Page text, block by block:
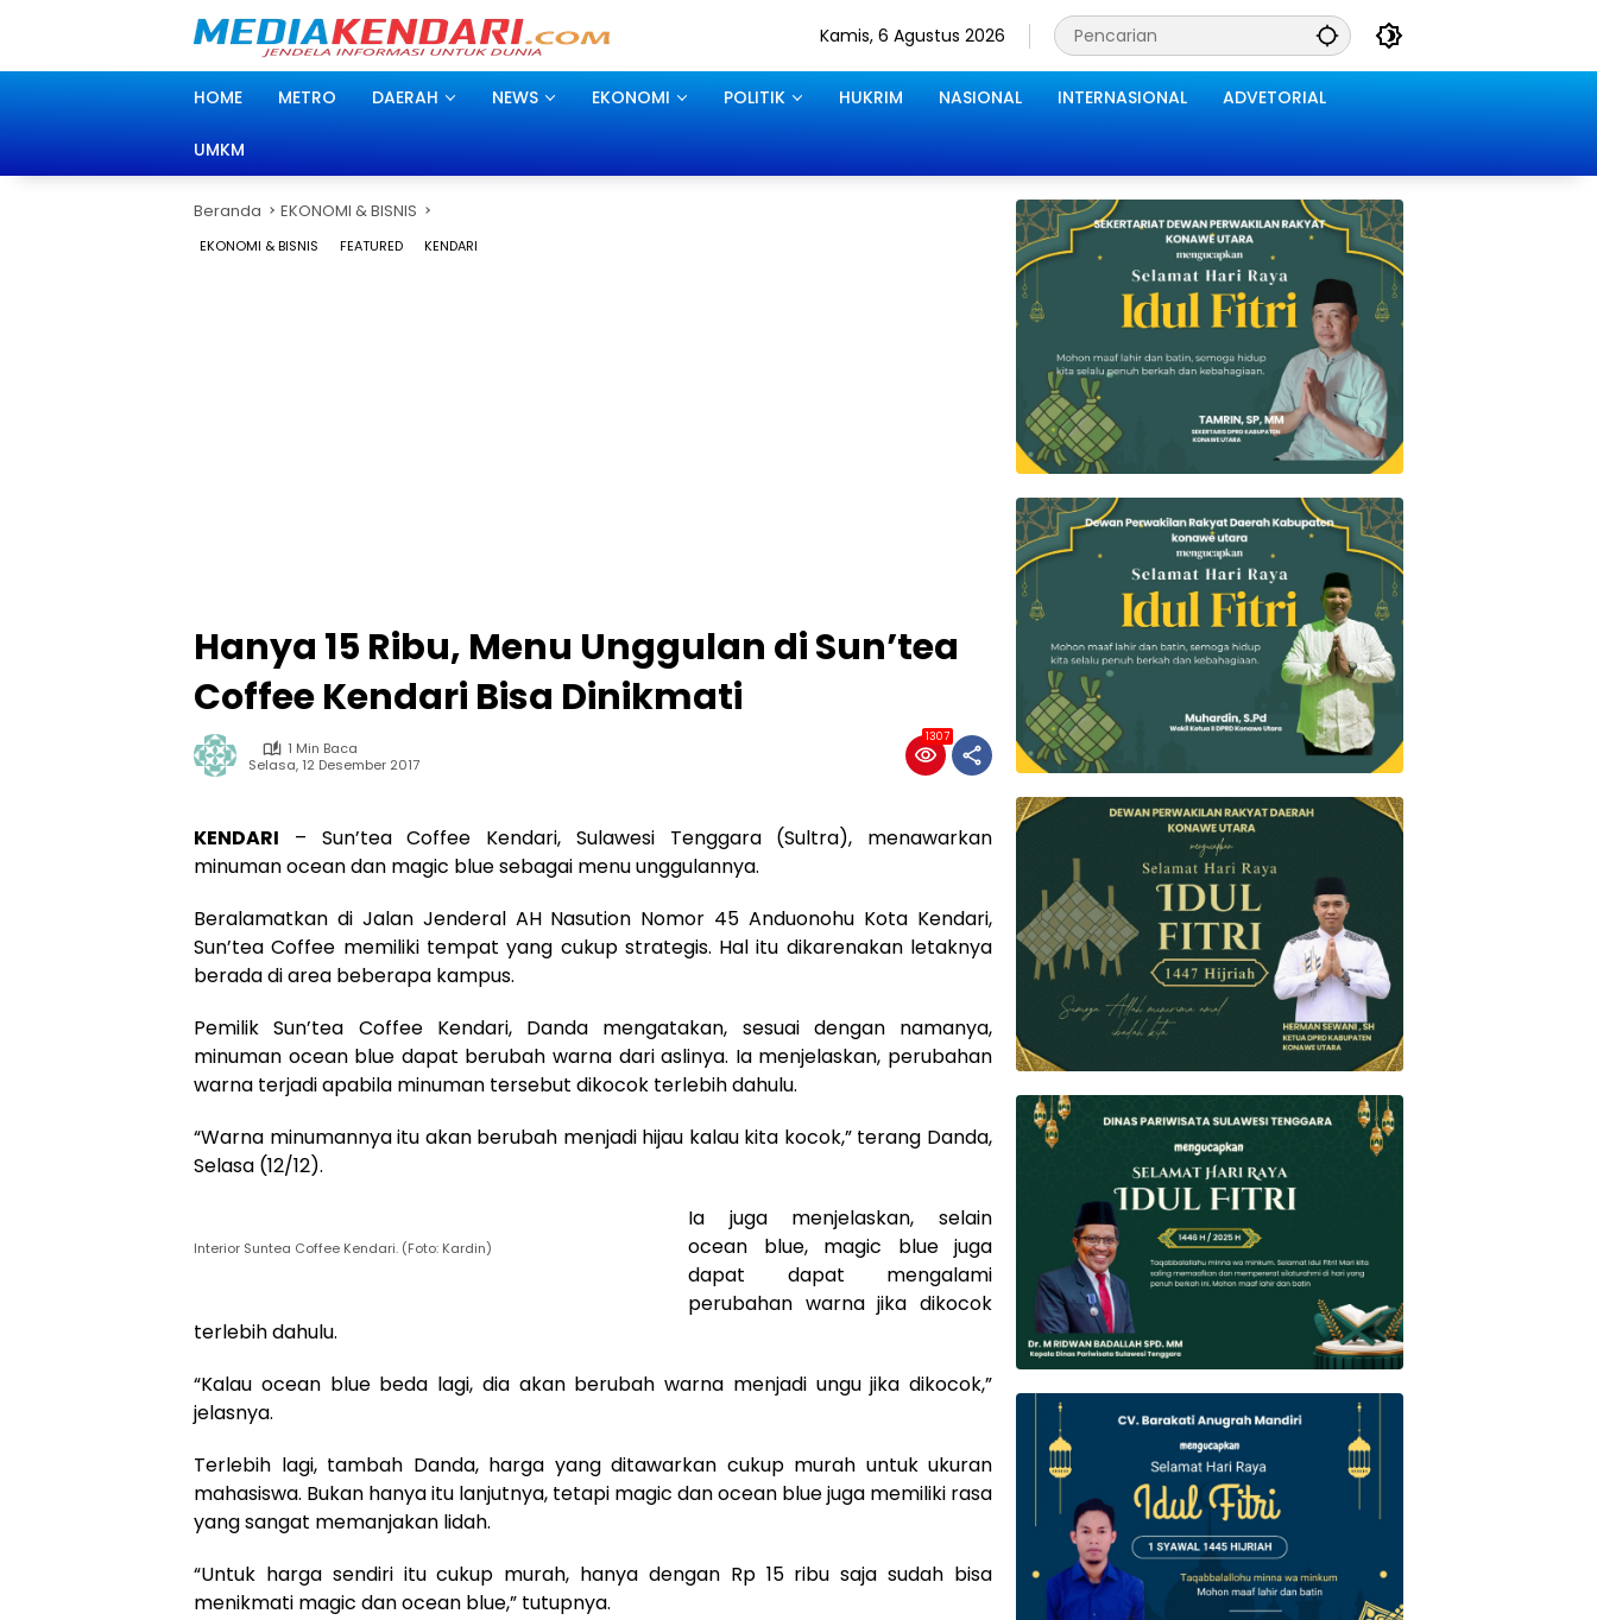
Kamis, 6 Agustus 2026
HOME METRO DAERAH NEWS EKONOMI POLITIK HUKRIM NASIONAL INTERNASIONAL ADVETORIAL
UMKM
Beranda EKONOMI & BISNIS
EKONOMI & BISNIS FEATURED KENDARI
Hanya 15 Ribu, Menu Unggulan di Sun’tea
Coffee Kendari Bisa Dinikmati
1 Min Baca
Selasa, 12 Desember 2017
1307
KENDARI – Sun’tea Coffee Kendari, Sulawesi Tenggara (Sultra), menawarkan
minuman ocean dan magic blue sebagai menu unggulannya.
Beralamatkan di Jalan Jenderal AH Nasution Nomor 45 Anduonohu Kota Kendari,
Sun’tea Coffee memiliki tempat yang cukup strategis. Hal itu dikarenakan letaknya
berada di area beberapa kampus.
Pemilik Sun’tea Coffee Kendari, Danda mengatakan, sesuai dengan namanya,
minuman ocean blue dapat berubah warna dari aslinya. Ia menjelaskan, perubahan
warna terjadi apabila minuman tersebut dikocok terlebih dahulu.
“Warna minumannya itu akan berubah menjadi hijau kalau kita kocok,” terang Danda,
Selasa (12/12).
Interior Suntea Coffee Kendari. (Foto: Kardin)
Ia juga menjelaskan, selain
ocean blue, magic blue juga
dapat dapat mengalami
perubahan warna jika dikocok
terlebih dahulu.
“Kalau ocean blue beda lagi, dia akan berubah warna menjadi ungu jika dikocok,”
jelasnya.
Terlebih lagi, tambah Danda, harga yang ditawarkan cukup murah untuk ukuran
mahasiswa. Bukan hanya itu lanjutnya, tetapi magic dan ocean blue juga memiliki rasa
yang sangat memanjakan lidah.
“Untuk harga sendiri itu cukup murah, hanya dengan Rp 15 ribu saja sudah bisa
menikmati magic dan ocean blue,” tutupnya.